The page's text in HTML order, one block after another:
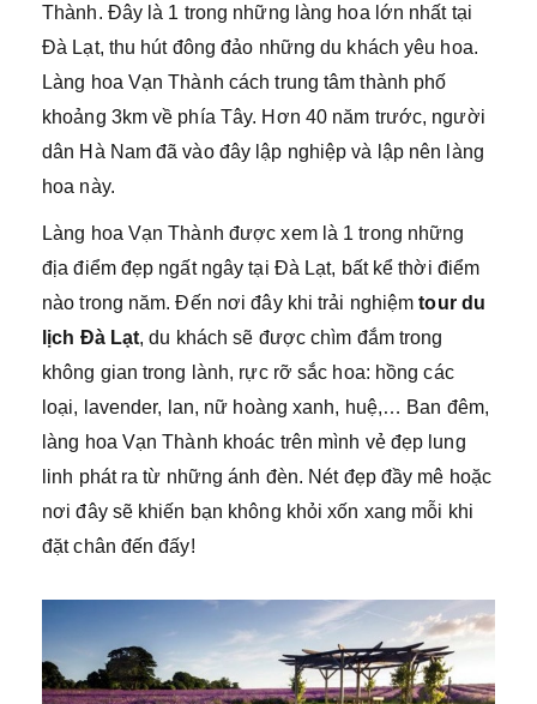
Thành. Đây là 1 trong những làng hoa lớn nhất tại
Đà Lạt, thu hút đông đảo những du khách yêu hoa.
Làng hoa Vạn Thành cách trung tâm thành phố
khoảng 3km về phía Tây. Hơn 40 năm trước, người
dân Hà Nam đã vào đây lập nghiệp và lập nên làng
hoa này.
Làng hoa Vạn Thành được xem là 1 trong những
địa điểm đẹp ngất ngây tại Đà Lạt, bất kể thời điểm
nào trong năm. Đến nơi đây khi trải nghiệm tour du
lịch Đà Lạt, du khách sẽ được chìm đắm trong
không gian trong lành, rực rỡ sắc hoa: hồng các
loại, lavender, lan, nữ hoàng xanh, huệ,… Ban đêm,
làng hoa Vạn Thành khoác trên mình vẻ đẹp lung
linh phát ra từ những ánh đèn. Nét đẹp đầy mê hoặc
nơi đây sẽ khiến bạn không khỏi xốn xang mỗi khi
đặt chân đến đấy!